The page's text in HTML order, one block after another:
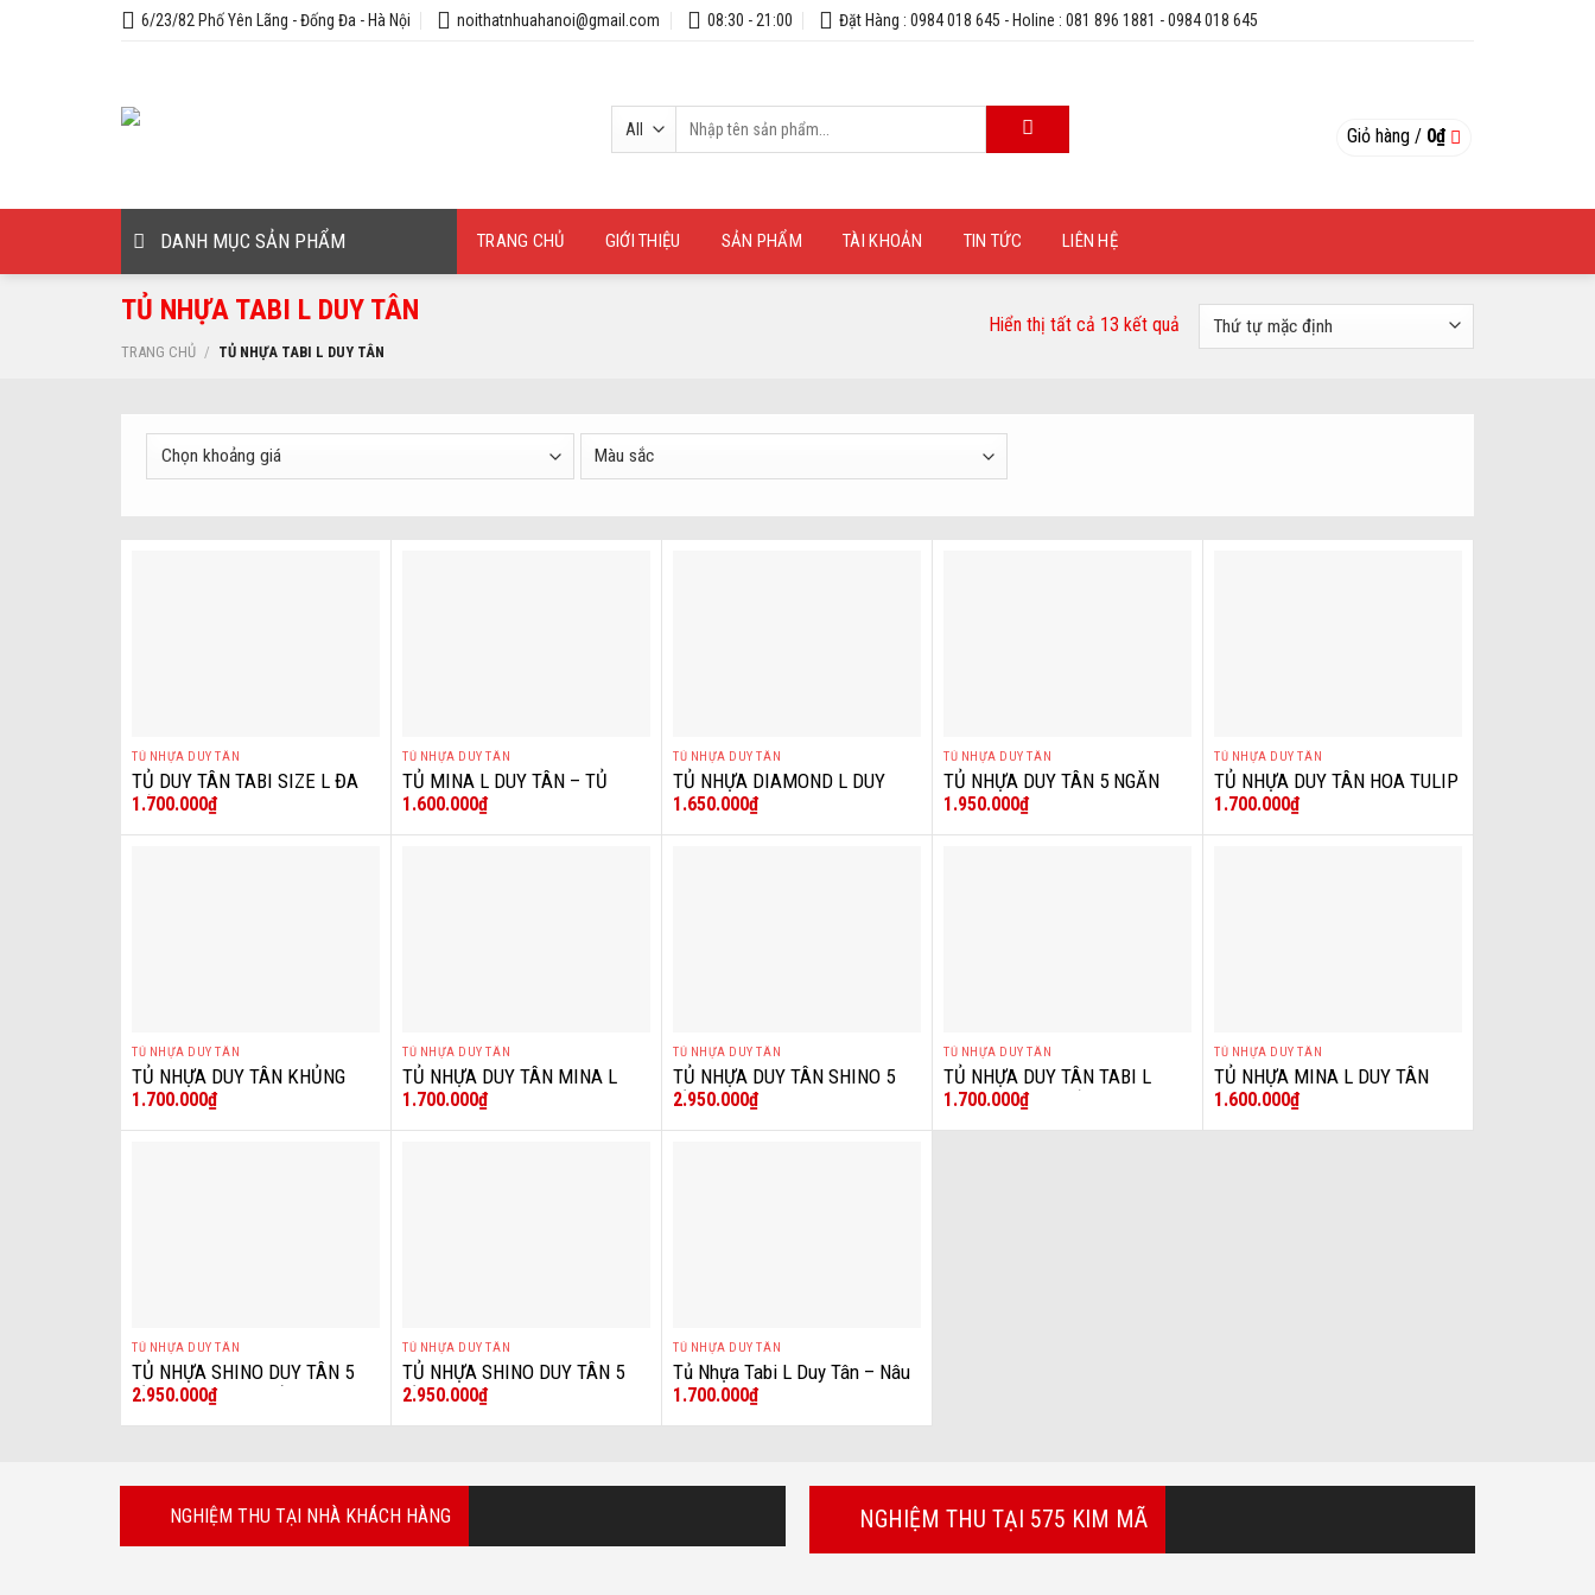
6/23/82 Phố Yên Lãng - Đống Đa - Hà Nội noithatnhuahanoi@gmail.com 08:30 - 21:00 Đặt Hàng : 0984 018 645 - Holine : 081 896 1881 - 0984 018 645
Tìm
kiếm:
Giỏ hàng / 0₫
DANH MỤC SẢN PHẨM TRANG CHỦ GIỚI THIỆU SẢN PHẨM TÀI KHOẢN TIN TỨC LIÊN HỆ
TỦ NHỰA TABI L DUY TÂN
TRANG CHỦ / TỦ NHỰA TABI L DUY TÂN
Hiển thị tất cả 13 kết quả
+
TỦ NHỰA DUY TÂN
TỦ DUY TÂN TABI SIZE L ĐA
SẮC CÚN
1.700.000₫
+
TỦ NHỰA DUY TÂN
TỦ MINA L DUY TÂN – TỦ
NHỰA DUY TÂN HÀ NỘI
1.600.000₫
+
TỦ NHỰA DUY TÂN
TỦ NHỰA DIAMOND L DUY
TÂN
1.650.000₫
+
TỦ NHỰA DUY TÂN
TỦ NHỰA DUY TÂN 5 NGĂN
TABI L HOA
1.950.000₫
+
TỦ NHỰA DUY TÂN
TỦ NHỰA DUY TÂN HOA TULIP
TABI L
1.700.000₫
+
TỦ NHỰA DUY TÂN
TỦ NHỰA DUY TÂN KHỦNG
LONG TABI L
1.700.000₫
+
TỦ NHỰA DUY TÂN
TỦ NHỰA DUY TÂN MINA L
1.700.000₫
+
TỦ NHỰA DUY TÂN
TỦ NHỰA DUY TÂN SHINO 5
TẦNG
2.950.000₫
+
TỦ NHỰA DUY TÂN
TỦ NHỰA DUY TÂN TABI L
VƯỜN THÚ ĐA SẮC
1.700.000₫
+
TỦ NHỰA DUY TÂN
TỦ NHỰA MINA L DUY TÂN
1.600.000₫
+
TỦ NHỰA DUY TÂN
TỦ NHỰA SHINO DUY TÂN 5
TẦNG GIA ĐÌNH GẤU
2.950.000₫
+
TỦ NHỰA DUY TÂN
TỦ NHỰA SHINO DUY TÂN 5
TẦNG VOI XANH
2.950.000₫
+
TỦ NHỰA DUY TÂN
Tủ Nhựa Tabi L Duy Tân – Nâu
Đan Mây
1.700.000₫
NGHIỆM THU TẠI NHÀ KHÁCH HÀNG NGHIỆM THU TẠI 575 KIM MÃ